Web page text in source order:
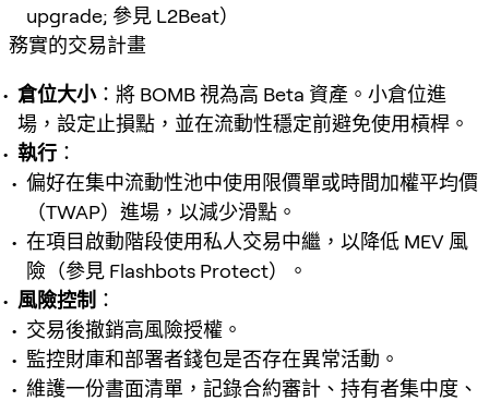
upgrade; 參見 L2Beat）
務實的交易計畫
倉位大小：將 BOMB 視為高 Beta 資產。小倉位進
場，設定止損點，並在流動性穩定前避免使用槓桿。
執行 ：
偏好在集中流動性池中使用限價單或時間加權平均價
（TWAP）進場，以減少滑點。
在項目啟動階段使用私人交易中繼，以降低 MEV 風
險（參見 Flashbots Protect）。
風險控制 ：
交易後撤銷高風險授權。
監控財庫和部署者錢包是否存在異常活動。
維護一份書面清單，記錄合約審計、持有者集中度、